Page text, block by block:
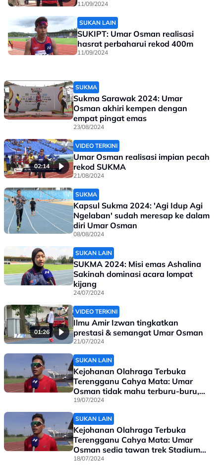
11/09/2024
SUKAN LAIN
SUKIPT: Umar Osman realisasi
hasrat perbaharui rekod 400m
11/09/2024
SUKMA
Sukma Sarawak 2024: Umar
Osman akhiri kempen dengan
empat pingat emas
23/08/2024
02:14
VIDEO TERKINI
Umar Osman realisasi impian pecah
rekod SUKMA
21/08/2024
SUKMA
Kapsul Sukma 2024: 'Agi Idup Agi
Ngelaban' sudah meresap ke dalam
diri Umar Osman
08/08/2024
SUKAN LAIN
SUKMA 2024: Misi emas Ashalina
Sakinah dominasi acara lompat
kijang
24/07/2024
01:26
VIDEO TERKINI
Ilmu Amir Izwan tingkatkan
prestasi & semangat Umar Osman
21/07/2024
SUKAN LAIN
Kejohanan Olahraga Terbuka
Terengganu Cahya Mata: Umar
Osman tidak mahu terburu-buru,
SUKMA sasaran sebenar
19/07/2024
SUKAN LAIN
Kejohanan Olahraga Terbuka
Terengganu Cahya Mata: Umar
Osman sedia tawan trek Stadium
Ragbi Tengku Muhammad Ismail
18/07/2024